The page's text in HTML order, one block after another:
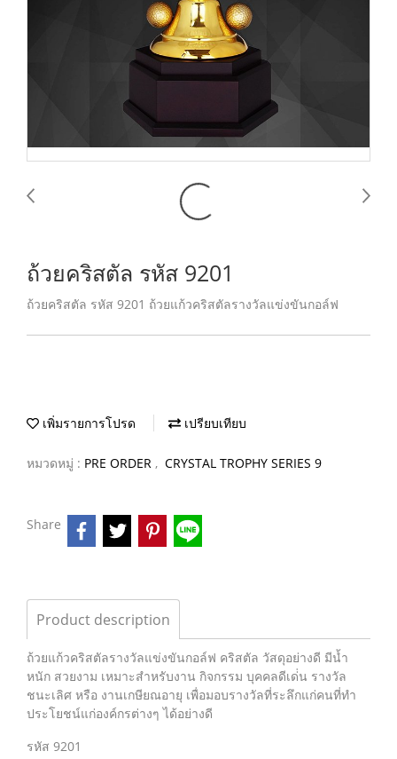
ถ้วยคริสตัล รหัส 9201
ถ้วยคริสตัล รหัส 9201 ถ้วยแก้วคริสตัลรางวัลแข่งขันกอล์ฟ
เพิ่มรายการโปรด เปรียบเทียบ
หมวดหมู่ : PRE ORDER , CRYSTAL TROPHY SERIES 9
Share
Product description
ถ้วยแก้วคริสตัลรางวัลแข่งขันกอล์ฟ คริสตัล วัสดุอย่างดี มีน้ำ
หนัก สวยงาม เหมาะสำหรับงาน กิจกรรม บุคคลดีเด่่น รางวัล
ชนะเลิศ หรือ งานเกษียณอายุ เพื่อมอบรางวัลที่ระลึกแก่คนที่ทำ
ประโยชน์แก่องค์กรต่างๆ ได้อย่างดี
รหัส 9201